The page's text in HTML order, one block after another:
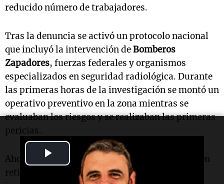
Play
Video
reducido número de trabajadores.
Tras la denuncia se activó un protocolo nacional
que incluyó la intervención deBomberos
Zapadores, fuerzas federales y organismos
especializados en seguridad radiológica. Durante
las primeras horas de la investigación se montó un
operativo preventivo en la zona mientras se
evaluaban los riesgos y se realizaban las primeras
pericias.
Ahora la principal incógnita es determinar quién
retiró la cápsula y con qué finalidad. Los